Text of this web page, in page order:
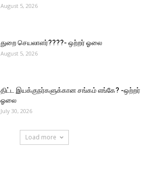
August 5, 2026
துறை செயலாளர்????- ஒற்றர் ஓலை
August 5, 2026
திட்ட இயக்குநர்களுக்கான சங்கம் எங்கே? -ஒற்றர்
ஓலை
July 30, 2026
Load more